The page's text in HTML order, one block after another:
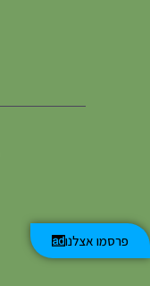
פרסמו אצלנו